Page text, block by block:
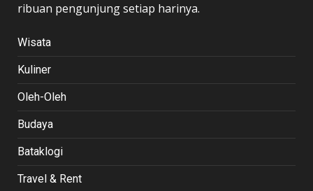
ribuan pengunjung setiap harinya.
Wisata
Kuliner
Oleh-Oleh
Budaya
Bataklogi
Travel & Rent